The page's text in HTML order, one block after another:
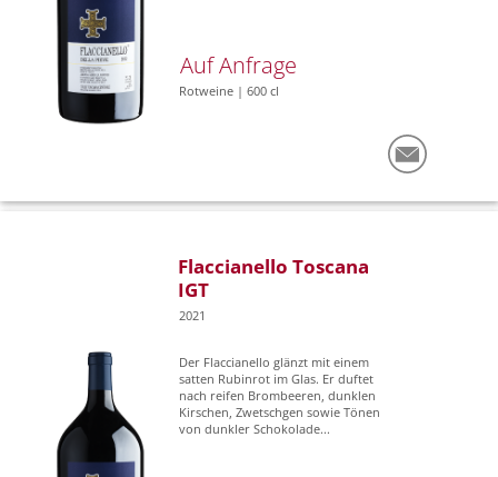
Auf Anfrage
Rotweine | 600 cl
Flaccianello Toscana
IGT
2021
Der Flaccianello glänzt mit einem
satten Rubinrot im Glas. Er duftet
nach reifen Brombeeren, dunklen
Kirschen, Zwetschgen sowie Tönen
von dunkler Schokolade...